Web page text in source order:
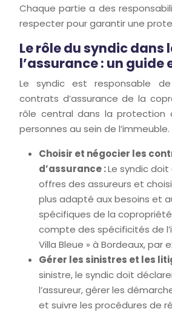
Chaque partie a des
respecter pour garantir une
Le rôle du syndic dans
l’assurance : un guide
Le syndic est responsable
contrats d’assurance de la
rôle central dans la protection
personnes au sein de l’immeuble.
Choisir et négocier les
d’assurance :Le syndic
offres des assureurs et
plus adapté aux besoins et
spécifiques de la
compte des spécificités de
Villa Bleue » à Bordeaux, par
Gérer les sinistres et les
sinistre, le syndic doit
l’assureur, gérer les
et suivre les procédures de